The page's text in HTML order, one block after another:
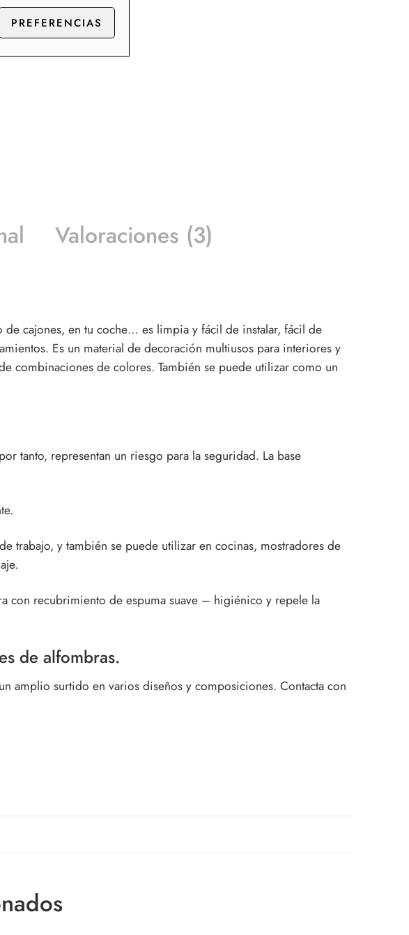
PREFERENCIAS
Valoraciones (3)
cajones, en tu coche… es limpia y fácil de instalar, fácil de
Es un material de decoración multiusos para interiores y
combinaciones de colores. También se puede utilizar como un
tanto, representan un riesgo para la seguridad. La base
trabajo, y también se puede utilizar en cocinas, mostradores de
con recubrimiento de espuma suave – higiénico y repele la
de alfombras.
amplio surtido en varios diseños y composiciones. Contacta con